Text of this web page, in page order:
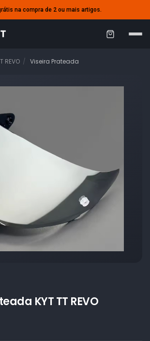
na compra de 2 ou mais artigos.
C
r
REVO Viseira Prateada
KYT TT REVO